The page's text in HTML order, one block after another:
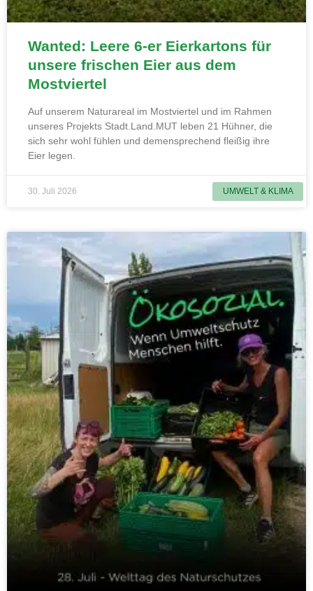
UMWELT & KLIMA
Wanted: Leere 6-er Eierkartons für
unsere frischen Eier aus dem
Mostviertel
Auf unserem Naturareal im Mostviertel und im Rahmen
unseres Projekts Stadt.Land.MUT leben 21 Hühner, die
sich sehr wohl fühlen und demensprechend fleißig ihre
Eier legen.
30. Juli 2026